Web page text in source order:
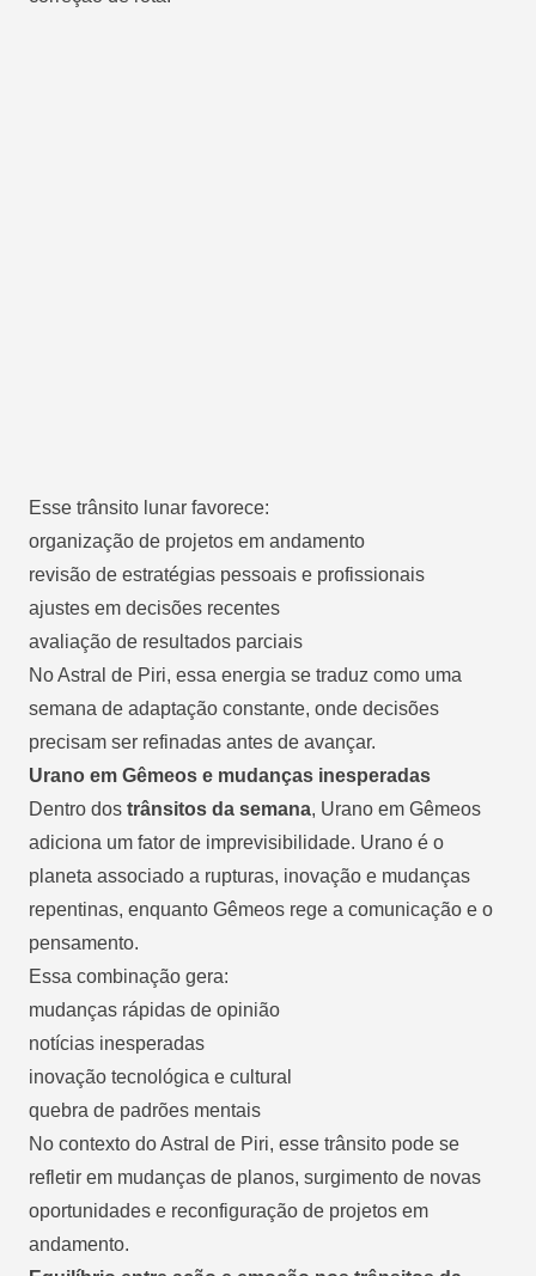
Esse trânsito lunar favorece:
organização de projetos em andamento
revisão de estratégias pessoais e profissionais
ajustes em decisões recentes
avaliação de resultados parciais
No Astral de Piri, essa energia se traduz como uma
semana de adaptação constante, onde decisões
precisam ser refinadas antes de avançar.
Urano em Gêmeos e mudanças inesperadas
Dentro dos trânsitos da semana, Urano em Gêmeos
adiciona um fator de imprevisibilidade. Urano é o
planeta associado a rupturas, inovação e mudanças
repentinas, enquanto Gêmeos rege a comunicação e o
pensamento.
Essa combinação gera:
mudanças rápidas de opinião
notícias inesperadas
inovação tecnológica e cultural
quebra de padrões mentais
No contexto do Astral de Piri, esse trânsito pode se
refletir em mudanças de planos, surgimento de novas
oportunidades e reconfiguração de projetos em
andamento.